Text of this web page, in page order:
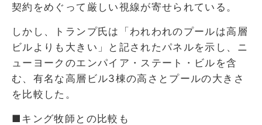
契約をめぐって厳しい視線が寄せられている。
しかし、トランプ氏は「われわれのプールは高層
ビルよりも大きい」と記されたパネルを示し、ニ
ューヨークのエンパイア・ステート・ビルを含
む、有名な高層ビル3棟の高さとプールの大きさ
を比較した。
■キング牧師との比較も